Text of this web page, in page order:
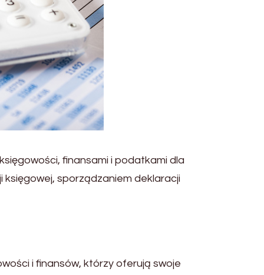
finansami i podatkami dla
księgowej, sporządzaniem deklaracji
i finansów, którzy oferują swoje